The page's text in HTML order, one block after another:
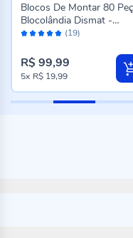
Avaliação: (19)
Blocos De Montar 80
Blocolândia Dismat -
MK380
R$ 99,99
5x R$ 19,99